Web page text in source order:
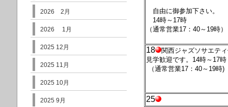
自由に御参加下さい。
14時～17時
（通常営業17：40～19時）
18
関西ジャズソサエテ
見学歓迎です。14時～17時
（通常営業17：40～19時)
25
2026 2月
2026 1月
2025 12月
2025 11月
2025 10月
2025 9月